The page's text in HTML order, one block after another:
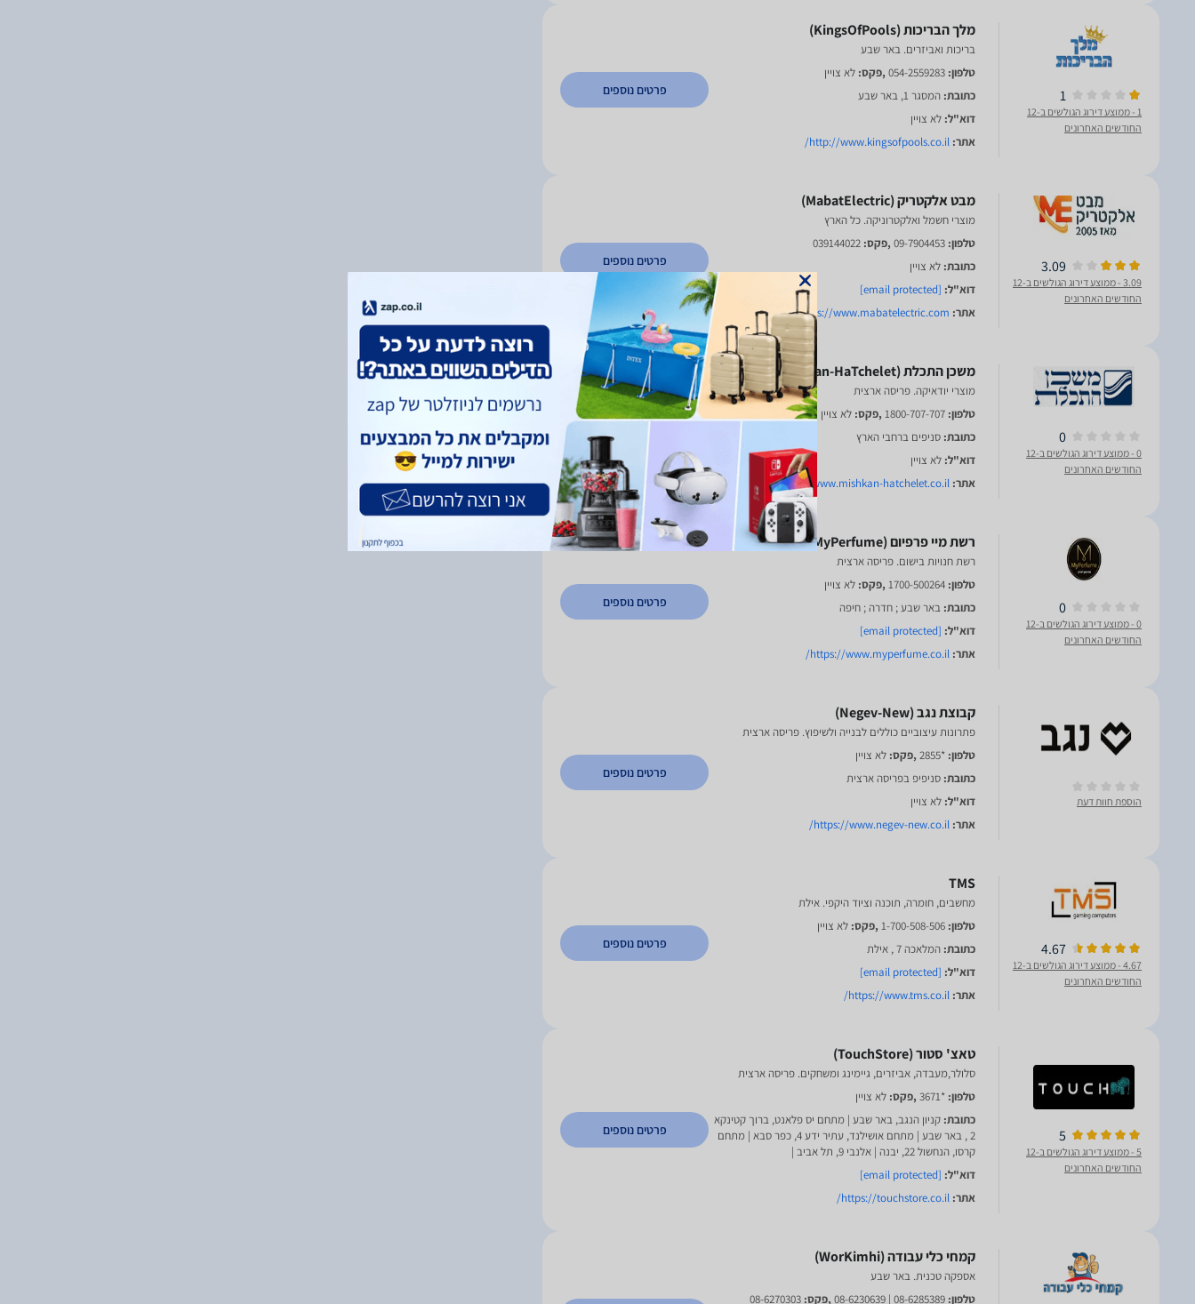
1
1
- ממוצע דירוג הגולשים ב-12
החודשים האחרונים
בריכות ואביזרים. באר שבע
טלפון: 054-2559283,פקס: לא צויין
כתובת: המסגר 1, באר שבע
דוא"ל: לא צויין
אתר: http://www.kingsofpools.co.il/
פרטים נוספים
3.09
3.09
- ממוצע דירוג הגולשים ב-12
החודשים האחרונים
מוצרי חשמל ואלקטרוניקה. כל הארץ
טלפון: 09-7904453,פקס: 039144022
כתובת: לא צויין
דוא"ל: [email protected]
אתר: https://www.mabatelectric.com/
פרטים נוספים
0
0
- ממוצע דירוג הגולשים ב-12
החודשים האחרונים
מוצרי יודאיקה. פריסה ארצית
טלפון: 1800-707-707,פקס: לא צויין
כתובת: סניפים ברחבי הארץ
דוא"ל: לא צויין
אתר: http://www.mishkan-hatchelet.co.il/
0
0
- ממוצע דירוג הגולשים ב-12
החודשים האחרונים
רשת חנויות בישום. פריסה ארצית
טלפון: 1700-500264,פקס: לא צויין
כתובת: באר שבע ; חדרה ; חיפה
דוא"ל: [email protected]
אתר: https://www.myperfume.co.il/
פרטים נוספים
הוספת חוות דעת
פתרונות עיצוביים כוללים לבנייה ולשיפוץ. פריסה ארצית
טלפון: *2855 ,פקס: לא צויין
כתובת: סניפיפ בפריסה ארצית
דוא"ל: לא צויין
אתר: https://www.negev-new.co.il/
פרטים נוספים
4.67
4.67
- ממוצע דירוג הגולשים ב-12
החודשים האחרונים
TMS
מחשבים, חומרה, תוכנה וציוד היקפי. אילת
טלפון: 1-700-508-506,פקס: לא צויין
כתובת: המלאכה 7 , אילת
דוא"ל: [email protected]
אתר: https://www.tms.co.il/
פרטים נוספים
5
5
- ממוצע דירוג הגולשים ב-12
החודשים האחרונים
סלולר,מעבדה, אביזרים, גיימינג ומשחקים. פריסה ארצית
טלפון: *3671 ,פקס: לא צויין
כתובת: קניון הנגב, באר שבע | מתחם יס פלאנט, ברוך קטינקא
2 , באר שבע | מתחם אושילנד, עתיר ידע 4, כפר סבא | מתחם
קרסו, הנחשול 22, יבנה | אלנבי 9, תל אביב |
דוא"ל: [email protected]
אתר: https://touchstore.co.il/
פרטים נוספים
אספקה טכנית. באר שבע
טלפון: 08-6285389 | 08-6230639 ,פקס: 08-6270303